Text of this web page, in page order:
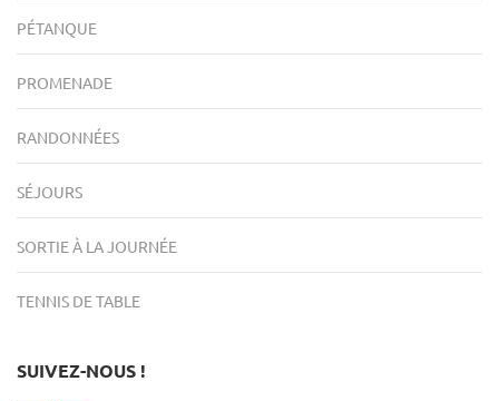
PÉTANQUE
PROMENADE
RANDONNÉES
SÉJOURS
SORTIE À LA JOURNÉE
TENNIS DE TABLE
SUIVEZ-NOUS !